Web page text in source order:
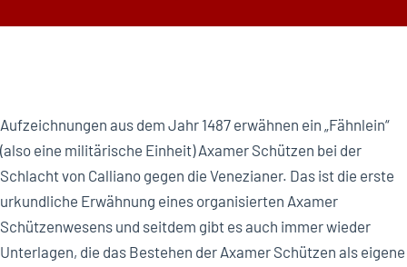
Aufzeichnungen aus dem Jahr 1487 erwähnen ein „Fähnlein“
(also eine militärische Einheit) Axamer Schützen bei der
Schlacht von Calliano gegen die Venezianer. Das ist die erste
urkundliche Erwähnung eines organisierten Axamer
Schützenwesens und seitdem gibt es auch immer wieder
Unterlagen, die das Bestehen der Axamer Schützen als eigene